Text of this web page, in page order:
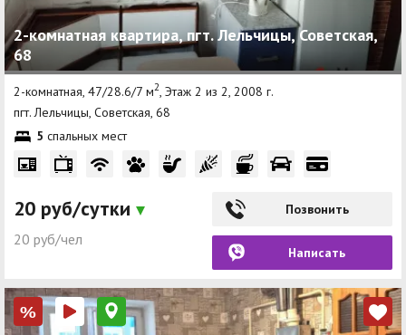
2-комнатная квартира, пгт. Лельчицы, Советская,
68
2-комнатная, 47/28.6/7 м2 , Этаж 2 из 2, 2008 г.
пгт. Лельчицы, Советская, 68
5 спальных мест
20 руб/сутки
20 руб/чел
Позвонить
Написать
%